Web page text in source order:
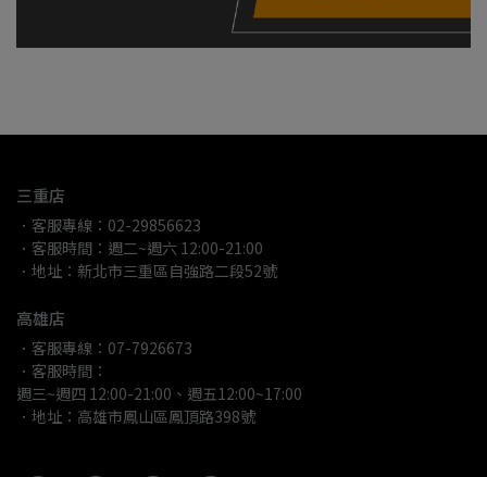
三重店
．客服專線：02-29856623
．客服時間：週二~週六 12:00-21:00
．地址：新北市三重區自強路二段52號
高雄店
．客服專線：07-7926673
．客服時間：
週三~週四 12:00-21:00、週五12:00~17:00
．地址：高雄市鳳山區鳳頂路398號